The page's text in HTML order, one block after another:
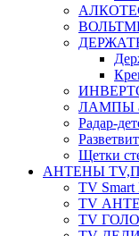
ЛАМПЫ
Радар-
Щетки
АНТЕНЫ
TV
TV
TV